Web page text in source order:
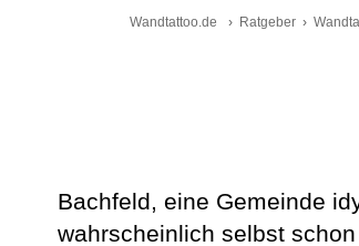
Wandtattoo.de Ratgeber
Bachfeld, eine Gemeinde
wahrscheinlich selbst